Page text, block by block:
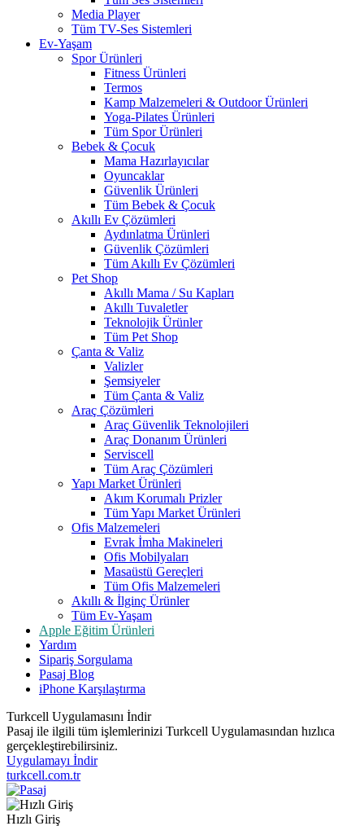
Media Player
Tüm TV-Ses Sistemleri
Ev-Yaşam
Spor Ürünleri
Fitness Ürünleri
Termos
Kamp Malzemeleri & Outdoor Ürünleri
Yoga-Pilates Ürünleri
Tüm Spor Ürünleri
Bebek & Çocuk
Mama Hazırlayıcılar
Oyuncaklar
Güvenlik Ürünleri
Tüm Bebek & Çocuk
Akıllı Ev Çözümleri
Aydınlatma Ürünleri
Güvenlik Çözümleri
Tüm Akıllı Ev Çözümleri
Pet Shop
Akıllı Mama / Su Kapları
Akıllı Tuvaletler
Teknolojik Ürünler
Tüm Pet Shop
Çanta & Valiz
Valizler
Şemsiyeler
Tüm Çanta & Valiz
Araç Çözümleri
Araç Güvenlik Teknolojileri
Araç Donanım Ürünleri
Serviscell
Tüm Araç Çözümleri
Yapı Market Ürünleri
Akım Korumalı Prizler
Tüm Yapı Market Ürünleri
Ofis Malzemeleri
Evrak İmha Makineleri
Ofis Mobilyaları
Masaüstü Gereçleri
Tüm Ofis Malzemeleri
Akıllı & İlginç Ürünler
Tüm Ev-Yaşam
Apple Eğitim Ürünleri
Yardım
Sipariş Sorgulama
Pasaj Blog
iPhone Karşılaştırma
Turkcell Uygulamasını İndir
Pasaj ile ilgili tüm işlemlerinizi Turkcell Uygulamasından hızlıca
gerçekleştirebilirsiniz.
Uygulamayı İndir
turkcell.com.tr
Hızlı Giriş